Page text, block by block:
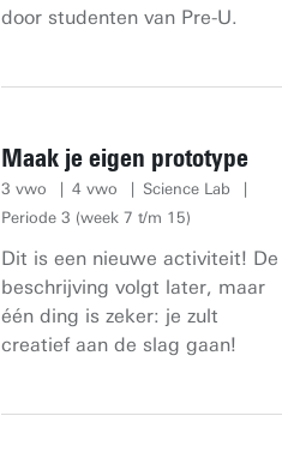
door studenten van Pre-U.
Maak je eigen prototype
3 vwo 4 vwo
Science Lab
Periode 3 (week 7 t/m 15)
Dit is een nieuwe activiteit! De
beschrijving volgt later, maar
één ding is zeker: je zult
creatief aan de slag gaan!